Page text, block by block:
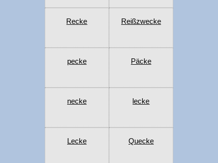
Recke Reißzwecke
pecke Päcke
necke lecke
Lecke Quecke